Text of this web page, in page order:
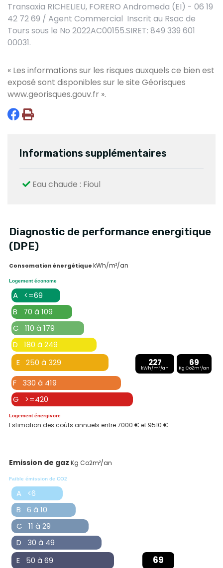
Transaxia RICHELIEU, FORERO Andromeda (EI) - 06 19
42 72 69 / Agent Commercial Inscrit au Rsac de
Tours sous le No 2022AC00155.SIRET: 849 339 601
00031.
« Les informations sur les risques auxquels ce bien est
exposé sont disponibles sur le site Géorisques
www.georisques.gouv.fr ».
Informations supplémentaires
Eau chaude : Fioul
Diagnostic de performance energitique
(DPE)
Consomation énergétiquekWh/m²/an
Logement économe
A <=69
B 70 à 109
C 110 à 179
D 180 à 249
E 250 à 329
227
kWh/m²/an
69
Kg Co2m²/an
F 330 à 419
G >=420
Logement énergivore
Estimation des coûts annuels entre 7000 € et 9510 €
Emission de gaz Kg Co2m²/an
Faible émission de CO2
A <6
B 6 à 10
C 11 à 29
D 30 à 49
E 50 à 69
69